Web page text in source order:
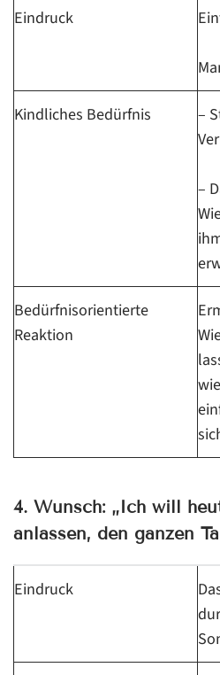
Eindruck
Kindliches Bedürfnis
–
–
Bedürfnisorientierte
Reaktion
4. Wunsch: „Ich will
anlassen, den ganzen
Eindruck